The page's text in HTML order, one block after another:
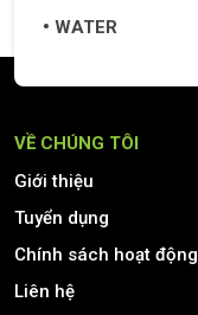
WATER
VỀ CHÚNG TÔI
Giới thiệu
Tuyển dụng
Chính sách hoạt động
Liên hệ